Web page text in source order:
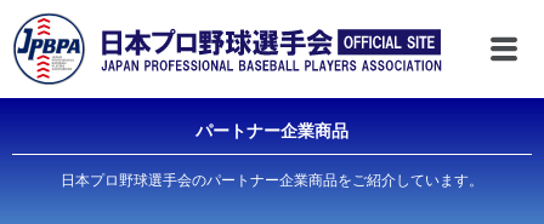
パートナー企業商品
日本プロ野球選手会のパートナー企業商品をご紹介しています。